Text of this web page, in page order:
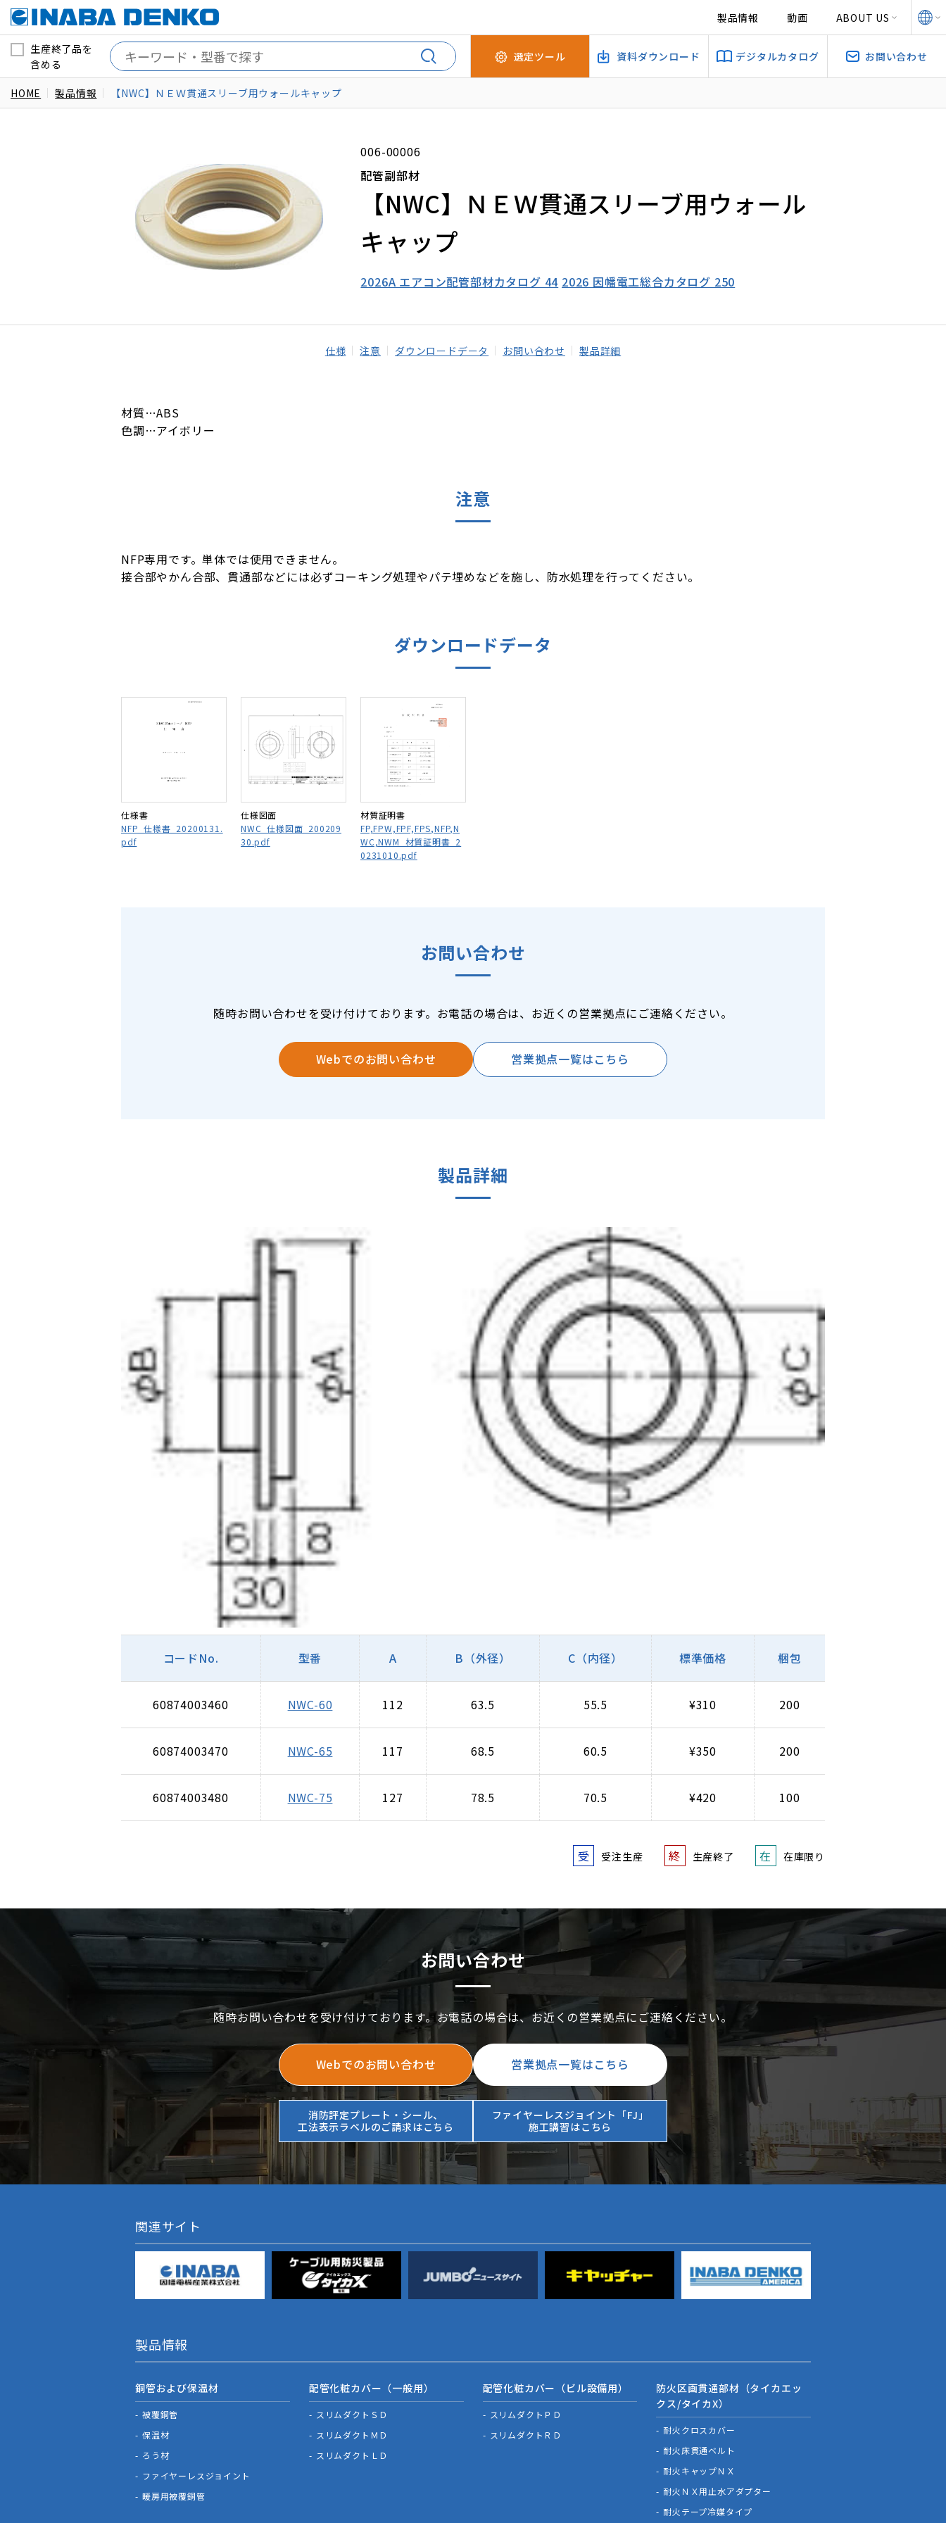
製品情報 動画 ABOUT US
生産終了品を
含める
選定ツール 資料ダウンロード デジタルカタログ お問い合わせ
HOME 製品情報 【NWC】ＮＥＷ貫通スリーブ用ウォールキャップ
006-00006
配管副部材
【NWC】ＮＥＷ貫通スリーブ用ウォール
キャップ
2026A エアコン配管部材カタログ 44 2026 因幡電工総合カタログ 250
仕様 注意 ダウンロードデータ お問い合わせ 製品詳細
材質…ABS
色調…アイボリー
注意
NFP専用です。単体では使用できません。
接合部やかん合部、貫通部などには必ずコーキング処理やパテ埋めなどを施し、防水処理を行ってください。
ダウンロードデータ
仕様書
NFP_仕様書_20200131.
pdf
仕様図面
NWC_仕様図面_200209
30.pdf
材質証明書
FP,FPW,FPF,FPS,NFP,N
WC,NWM_材質証明書_2
0231010.pdf
お問い合わせ
随時お問い合わせを受け付けております。お電話の場合は、お近くの営業拠点にご連絡ください。
Webでのお問い合わせ 営業拠点一覧はこちら
製品詳細
コードNo. 型番 A B（外径） C（内径） 標準価格 梱包
60874003460 NWC-60 112 63.5 55.5 ¥310 200
60874003470 NWC-65 117 68.5 60.5 ¥350 200
60874003480 NWC-75 127 78.5 70.5 ¥420 100
受 受注生産 終 生産終了 在 在庫限り
お問い合わせ
随時お問い合わせを受け付けております。お電話の場合は、お近くの営業拠点にご連絡ください。
Webでのお問い合わせ 営業拠点一覧はこちら
消防評定プレート・シール、
工法表示ラベルのご請求はこちら
ファイヤーレスジョイント「FJ」
施工講習はこちら
関連サイト
製品情報
銅管および保温材
被覆銅管
保温材
ろう材
ファイヤーレスジョイント
暖房用被覆銅管
配管化粧カバー（一般用）
スリムダクトＳＤ
スリムダクトＭＤ
スリムダクトＬＤ
配管化粧カバー（ビル設備用）
スリムダクトＰＤ
スリムダクトＲＤ
防火区画貫通部材（タイカエッ
クス/タイカX）
耐火クロスカバー
耐火床貫通ベルト
耐火キャップＮＸ
耐火ＮＸ用止水アダプター
耐火テープ冷媒タイプ